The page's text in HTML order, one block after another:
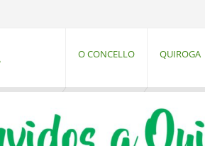
O CONCELLO QUIROGA